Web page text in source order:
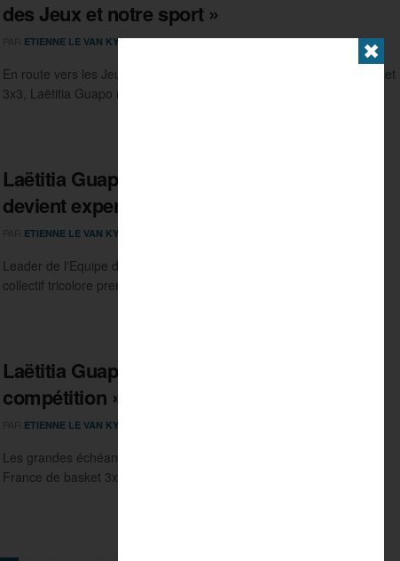
des Jeux et notre sport »
ETIENNE LE VAN KY 23 MAI 2024 0
En route vers les Jeux Olympiques avec l’Equipe de France de basket
3x3, Laëtitia Guapo nous partage son journal de ...
Laëtitia Guapo : « Notre Equipe de France
devient experte du 3×3 »
ETIENNE LE VAN KY
Leader de l'Equipe de France de basket 3x3, Laëtitia Guapo voit le
collectif tricolore prendre de l'assurance, à l'approche des ...
Laëtitia Guapo : « Re-sacraliser la
compétition »
ETIENNE LE VAN KY
Les grandes échéances arrivent pour Laëtitia Guapo et l’Equipe de
France de basket 3x3. Journal de bord avec l’athlète de ...
✖